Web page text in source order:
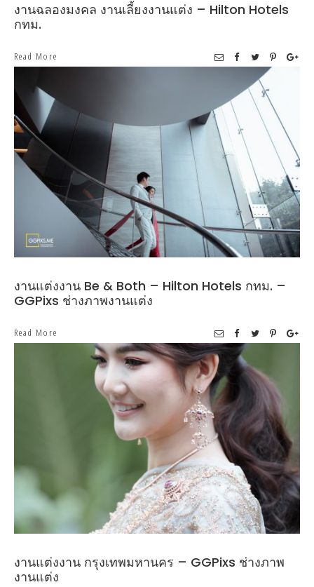
งานฉลองมงคล งานเลี้ยงงานแต่ง – Hilton Hotels
กทม.
Read More
งานแต่งงาน Be & Both – Hilton Hotels กทม. –
GGPixs ช่างภาพงานแต่ง
Read More
งานแต่งงาน กรุงเทพมหานคร – GGPixs ช่างภาพ
งานแต่ง